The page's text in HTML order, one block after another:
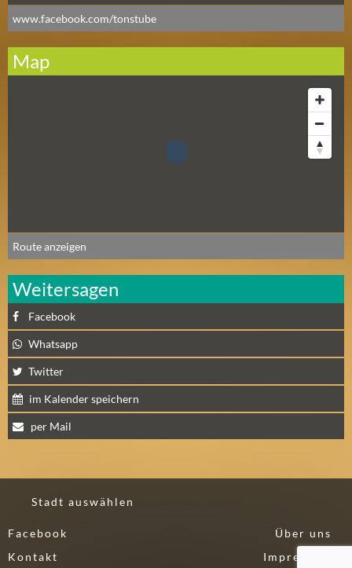
R
M
O
R
Ä
C
H
S
E
R
F
R
E
I
T
G
)
www.facebook.com/tonstube
Map
Route anzeigen
Weitersagen
Facebook
Whatsapp
Twitter
im Kalender speichern
per Mail
Stadt auswählen
Facebook
Über uns
Kontakt
Impressum